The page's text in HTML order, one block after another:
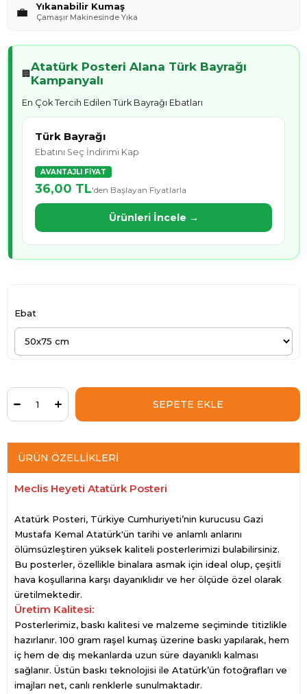
💼 Yıkanabilir Kumaş
Çamaşır Makinesinde Yıka
🏢Atatürk Posteri Alana Türk Bayrağı
Kampanyalı
En Çok Tercih Edilen Türk Bayrağı Ebatları
Türk Bayrağı
Ebatını Seç İndirimi Kap
AVANTAJLI FİYAT
36,00 TL'den Başlayan Fiyatlarla
Ürünleri İncele →
Ebat
ÜRÜN ÖZELLIKLERI
Meclis Heyeti Atatürk Posteri
Atatürk Posteri, Türkiye Cumhuriyeti’nin kurucusu Gazi
Mustafa Kemal Atatürk'ün tarihi ve anlamlı anlarını
ölümsüzleştiren yüksek kaliteli posterlerimizi bulabilirsiniz.
Bu posterler, özellikle binalara asmak için ideal olup, çeşitli
hava koşullarına karşı dayanıklıdır ve her ölçüde özel olarak
üretilmektedir.
Üretim Kalitesi:
Posterlerimiz, baskı kalitesi ve malzeme seçiminde titizlikle
hazırlanır. 100 gram raşel kumaş üzerine baskı yapılarak, hem
iç hem de dış mekanlarda uzun süre dayanıklı kalması
sağlanır. Üstün baskı teknolojisi ile Atatürk’ün fotoğrafları ve
imajları net, canlı renklerle sunulmaktadır.